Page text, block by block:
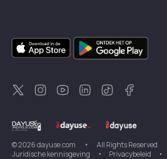
DayuseCanada
DayuseSingapore
DayuseZweden
DayuseKorea
DayuseNieuw-Zeeland
©2026dayuse.com •
All Rights Reserved
Juridische kennisgeving
• Privacybeleid •